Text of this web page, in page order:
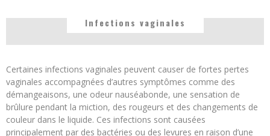
Infections vaginales
Certaines infections vaginales peuvent causer de fortes pertes
vaginales accompagnées d’autres symptômes comme des
démangeaisons, une odeur nauséabonde, une sensation de
brûlure pendant la miction, des rougeurs et des changements de
couleur dans le liquide. Ces infections sont causées
principalement par des bactéries ou des levures en raison d’une